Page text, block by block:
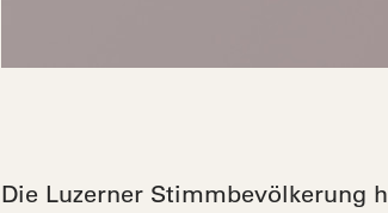
Die Luzerner Stimmbevölkerung